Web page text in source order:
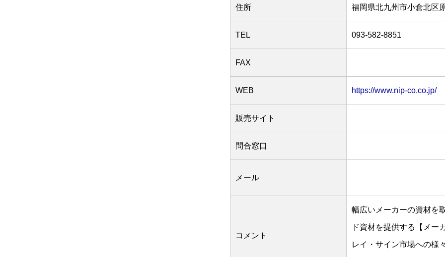
住所 福岡県北九州市小倉北区
TEL 093-582-8851
FAX
WEB https://www.nip-co.co.jp/
販売サイト
問合窓口
メール
コメント
幅広いメーカーの資材を
ド資材を提供する【メー
レイ・サイン市場への様